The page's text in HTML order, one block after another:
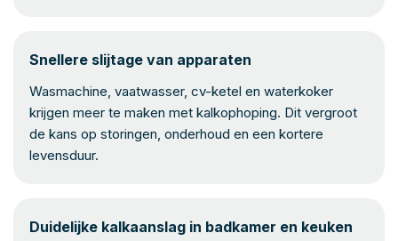
Snellere slijtage van apparaten
Wasmachine, vaatwasser, cv-ketel en waterkoker
krijgen meer te maken met kalkophoping. Dit vergroot
de kans op storingen, onderhoud en een kortere
levensduur.
Duidelijke kalkaanslag in badkamer en keuken